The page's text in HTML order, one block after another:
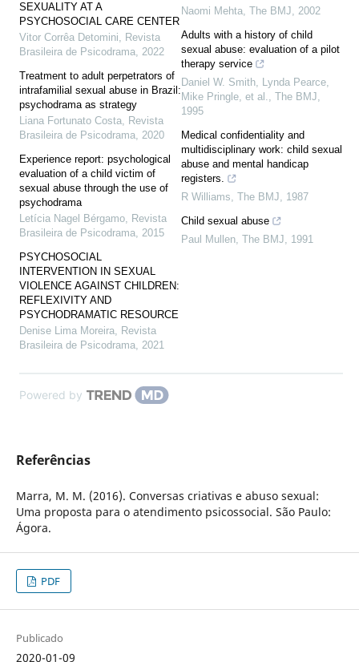
SEXUALITY AT A
PSYCHOSOCIAL CARE CENTER
Vitor Corrêa Detomini, Revista
Brasileira de Psicodrama, 2022
Treatment to adult perpetrators of
intrafamilial sexual abuse in Brazil:
psychodrama as strategy
Liana Fortunato Costa, Revista
Brasileira de Psicodrama, 2020
Experience report: psychological
evaluation of a child victim of
sexual abuse through the use of
psychodrama
Letícia Nagel Bérgamo, Revista
Brasileira de Psicodrama, 2015
PSYCHOSOCIAL
INTERVENTION IN SEXUAL
VIOLENCE AGAINST CHILDREN:
REFLEXIVITY AND
PSYCHODRAMATIC RESOURCE
Denise Lima Moreira, Revista
Brasileira de Psicodrama, 2021
Naomi Mehta, The BMJ, 2002
Adults with a history of child
sexual abuse: evaluation of a pilot
therapy service
Daniel W. Smith, Lynda Pearce,
Mike Pringle, et al., The BMJ,
1995
Medical confidentiality and
multidisciplinary work: child sexual
abuse and mental handicap
registers.
R Williams, The BMJ, 1987
Child sexual abuse
Paul Mullen, The BMJ, 1991
Powered by
Referências
Marra, M. M. (2016). Conversas criativas e abuso sexual:
Uma proposta para o atendimento psicossocial. São Paulo:
Ágora.
PDF
Publicado
2020-01-09